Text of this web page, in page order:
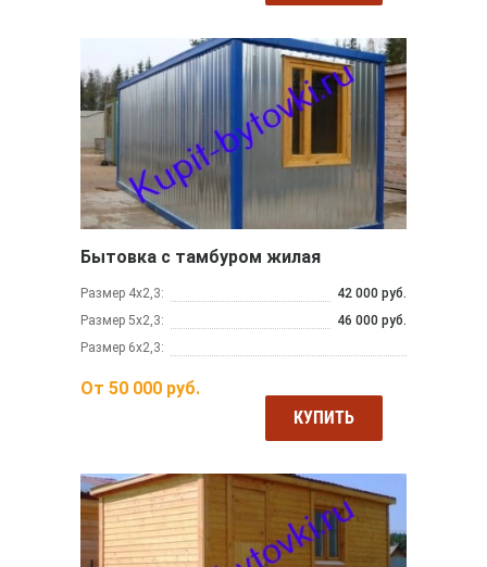
Бытовка с тамбуром жилая
Размер 4х2,3:
42 000 руб.
Размер 5х2,3:
46 000 руб.
Размер 6х2,3:
От 50 000 руб.
КУПИТЬ